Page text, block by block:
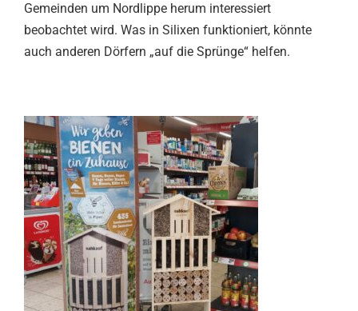
Gemeinden um Nordlippe herum interessiert
beobachtet wird. Was in Silixen funktioniert, könnte
auch anderen Dörfern „auf die Sprünge“ helfen.